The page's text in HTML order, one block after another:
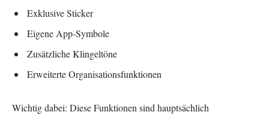
Exklusive Sticker
Eigene App-Symbole
Zusätzliche Klingeltöne
Erweiterte Organisationsfunktionen
Wichtig dabei: Diese Funktionen sind hauptsächlich